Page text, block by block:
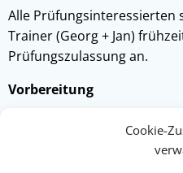
Cookie-
Alle Prüfungsinteressierten
Trainer (Georg + Jan)
Prüfungszulassung an.
Vorbereitung
Prüfungsteilnehmer haben
(jeweils von 11:00h bis